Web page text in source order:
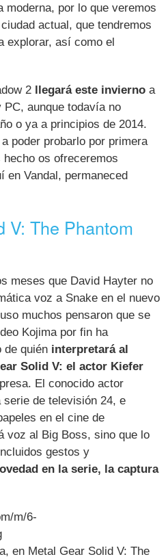
moderna, por lo que veremos
actual, que tendremos
explorar, así como el
2 llegará este invierno a
aunque todavía no
o ya a principios de 2014.
poder probarlo por primera
os ofreceremos
en Vandal, permaneced
V: The Phantom
meses que David Hayter no
voz a Snake en el nuevo
muchos pensaron que se
Kojima por fin ha
de quién interpretará al
Solid V: el actor Kiefer
El conocido actor
de televisión 24, e
en el cine de
voz al Big Boss, sino que lo
gestos y
en la serie, la captura
m/6-
en Metal Gear Solid V: The